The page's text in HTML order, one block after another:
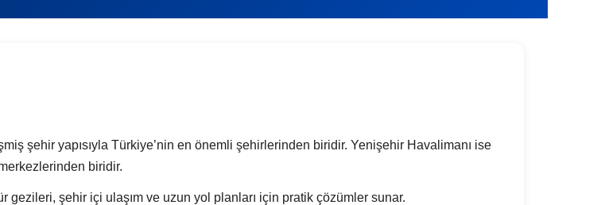
şehir yapısıyla Türkiye’nin en önemli şehirlerinden biridir. Yenişehir Havalimanı ise
biridir.
şehir içi ulaşım ve uzun yol planları için pratik çözümler sunar.